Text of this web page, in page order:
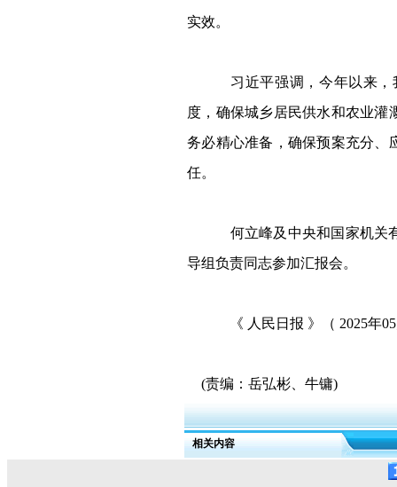
实效。
习近平强调，今年以来，
度，确保城乡居民供水和农业灌
务必精心准备，确保预案充分、
任。
何立峰及中央和国家机关有
导组负责同志参加汇报会。
《 人民日报 》（ 2025年05
(责编：岳弘彬、牛镛)
相关内容